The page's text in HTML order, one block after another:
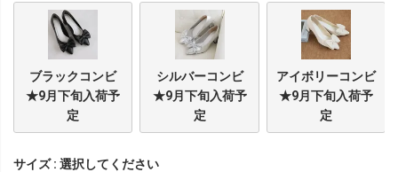
ブラックコンビ
★9月下旬入荷予
定
シルバーコンビ
★9月下旬入荷予
定
アイボリーコンビ
★9月下旬入荷予
定
サイズ
選択してください